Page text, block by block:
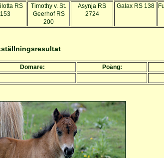
RS
153
Timothy v. St.
Geerhof RS
200
Asynja RS
2724
Galax RS 138
Domare: Poäng: